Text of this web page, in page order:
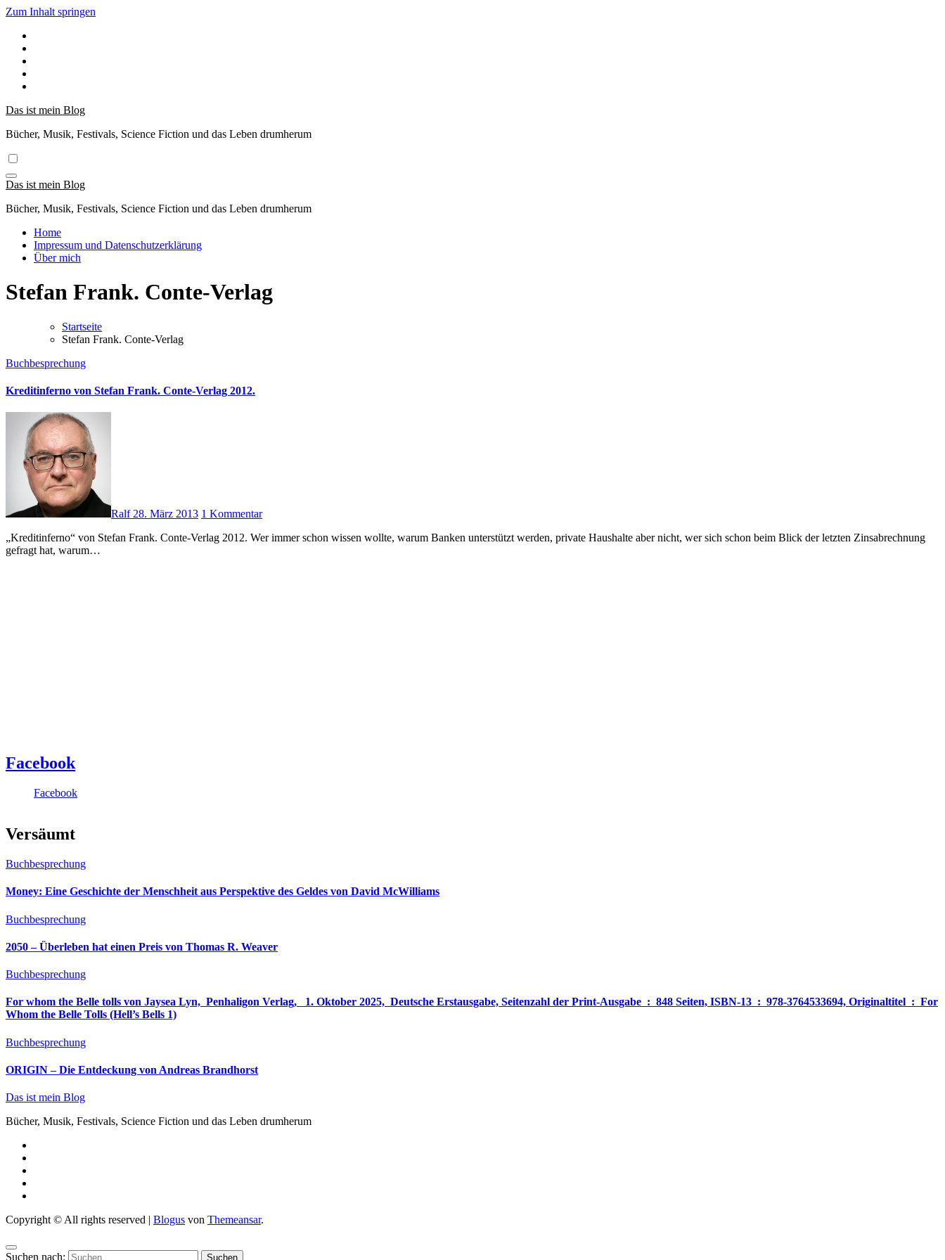
Zum Inhalt springen
Das ist mein Blog
Bücher, Musik, Festivals, Science Fiction und das Leben drumherum
Das ist mein Blog
Bücher, Musik, Festivals, Science Fiction und das Leben drumherum
Home
Impressum und Datenschutzerklärung
Über mich
Stefan Frank. Conte-Verlag
Startseite
Stefan Frank. Conte-Verlag
Buchbesprechung
Kreditinferno von Stefan Frank. Conte-Verlag 2012.
Ralf28. März 2013 1 Kommentar
„Kreditinferno“ von Stefan Frank. Conte-Verlag 2012. Wer immer schon wissen wollte, warum Banken unterstützt werden, private Haushalte aber nicht, wer sich schon beim Blick der letzten Zinsabrechnung
gefragt hat, warum…
Facebook
Facebook
Versäumt
Buchbesprechung
Money: Eine Geschichte der Menschheit aus Perspektive des Geldes von David McWilliams
Buchbesprechung
2050 – Überleben hat einen Preis von Thomas R. Weaver
Buchbesprechung
For whom the Belle tolls von Jaysea Lyn, ‎ Penhaligon Verlag, ‎ 1. Oktober 2025, ‎ Deutsche Erstausgabe, Seitenzahl der Print-Ausgabe ‏ : ‎ 848 Seiten, ISBN-13 ‏ : ‎ 978-3764533694, Originaltitel ‏ : ‎ For
Whom the Belle Tolls (Hell’s Bells 1)
Buchbesprechung
ORIGIN – Die Entdeckung von Andreas Brandhorst
Das ist mein Blog
Bücher, Musik, Festivals, Science Fiction und das Leben drumherum
Copyright © All rights reserved | Blogus von Themeansar.
Suchen nach: